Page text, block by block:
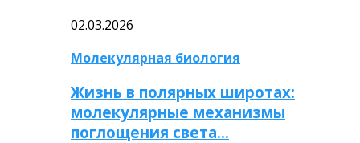
02.03.2026
Молекулярная биология
Жизнь в полярных широтах:
молекулярные механизмы
поглощения света…